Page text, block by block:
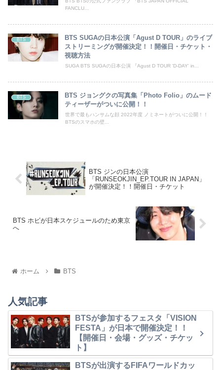
FANCLU...
BTS
BTS SUGAの日本公演「Agust D TOUR」のライブ
ストリーミングが開催決定！！開催日・チケット・
視聴方法
SUGA BTS SUGAの日本公演 『Agust D TOUR 'D-DAY' in...
BTS
BTS ジョングクの写真集「Photo Folio」のムード
ティーザーがついに公開！！
世界で最もハンサムな顔 2022年度 ノミネートがついに公開！！
BTSのスマホの壁...
BTS ジンの日本公演
「RUNSEOKJIN_EP.TOUR IN JAPAN」
が開催決定！！開催日・チケット
BTS ホビが日本スケジュールのため東京
へ
ホーム BTS
人気記事
BTSが参加するフェスタ「VISION
FESTA」が日本で開催決定！！
【開催日・会場・グッズ・チケッ
ト】
BTSが出演するFIFAワールドカッ